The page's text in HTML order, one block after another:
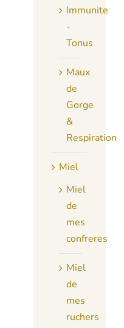
Immunite
-
Tonus
Maux
de
Gorge
&
Respiration
Miel
Miel
de
mes
confreres
Miel
de
mes
ruchers